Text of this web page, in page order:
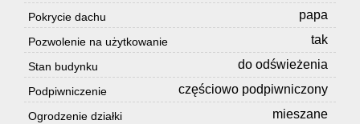
Pokrycie dachu papa
Pozwolenie na użytkowanie tak
Stan budynku do odświeżenia
Podpiwniczenie częściowo podpiwniczony
Ogrodzenie działki mieszane